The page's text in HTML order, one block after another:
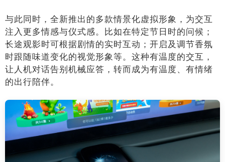
与此同时，全新推出的多款情景化虚拟形象，为交互
注入更多情感与仪式感。比如在特定节日时的问候；
长途观影时可根据剧情的实时互动；开启及调节香氛
时跟随味道变化的视觉形象等。这种有温度的交互，
让人机对话告别机械应答，转而成为有温度、有情绪
的出行陪伴。